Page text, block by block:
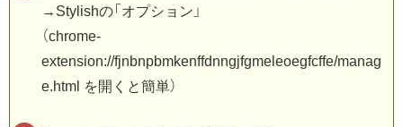
→Stylishの「オプション」
（chrome-
extension://fjnbnpbmkenffdnngjfgmeleoegfcffe/manag
e.html を開くと簡単）